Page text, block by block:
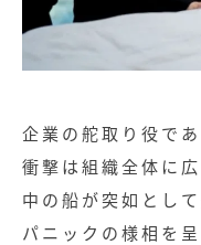
企業の舵取り役で
衝撃は組織全体に
中の船が突如とし
パニックの様相を